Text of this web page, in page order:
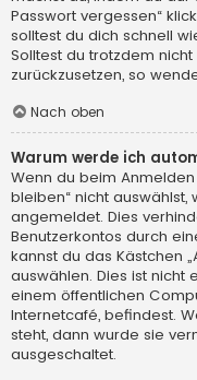
Passwort vergessen“
solltest du dich schnell
Solltest du trotzdem
zurückzusetzen, so
Nach oben
Warum werde ich
Wenn du beim
bleiben“ nicht auswählst,
angemeldet. Dies
Benutzerkontos durch
kannst du das Kästchen
auswählen. Dies ist nicht
einem öffentlichen
Internetcafé, befindest.
steht, dann wurde sie
ausgeschaltet.